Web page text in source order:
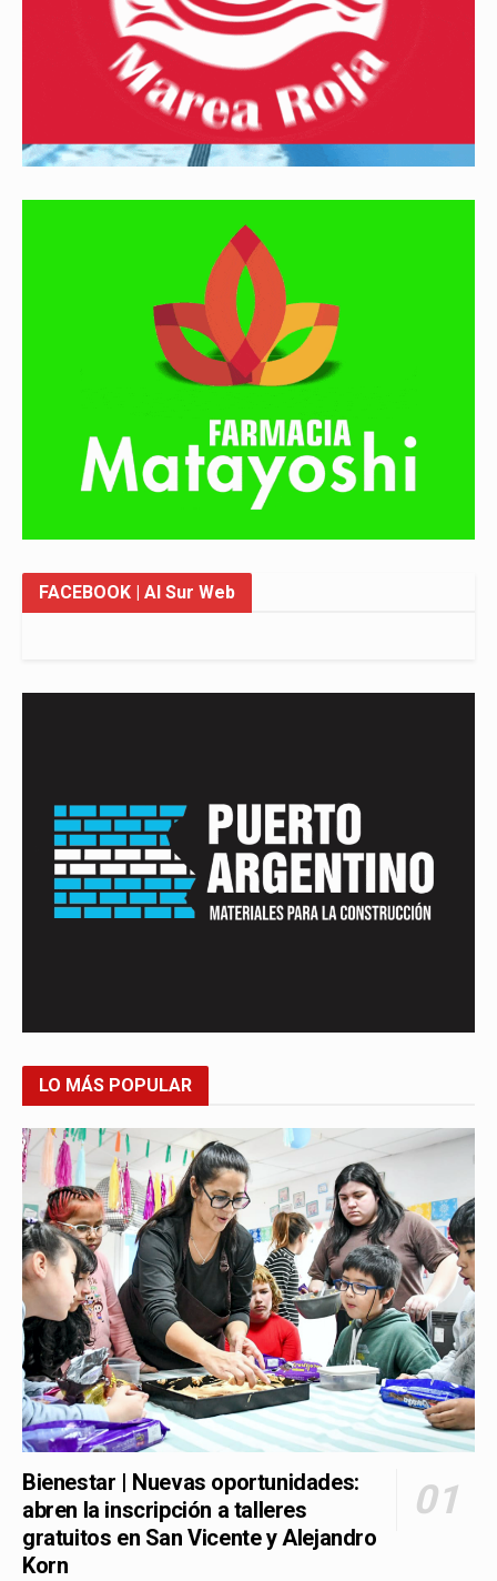
FACEBOOK | Al Sur Web
LO MÁS POPULAR
Bienestar | Nuevas oportunidades:
abren la inscripción a talleres
gratuitos en San Vicente y Alejandro
Korn